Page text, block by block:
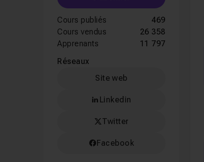
Cours publiés
469
Cours vendus
26 358
Apprenants
11 797
Réseaux
Site web
Linkedin
Twitter
Facebook